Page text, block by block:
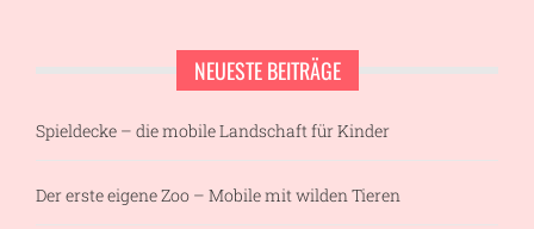
NEUESTE BEITRÄGE
Spieldecke – die mobile Landschaft für Kinder
Der erste eigene Zoo – Mobile mit wilden Tieren